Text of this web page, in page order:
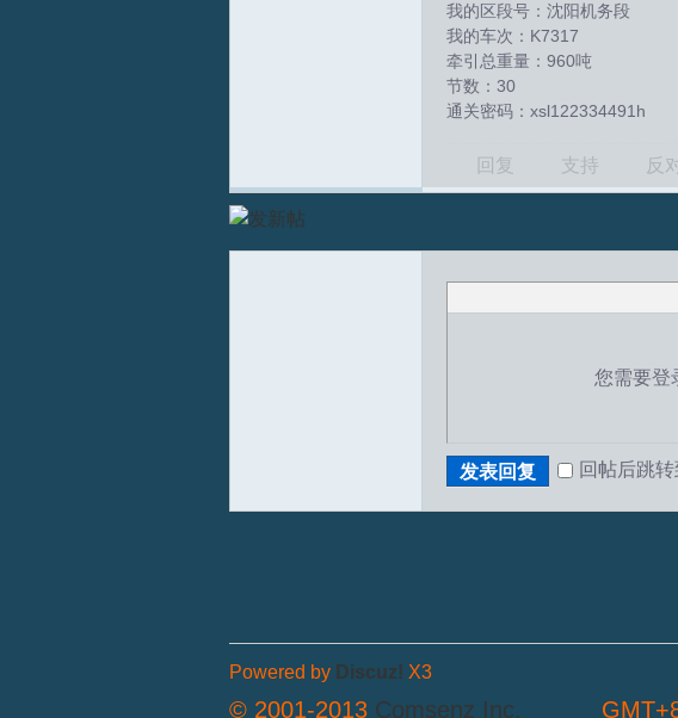
我的区段号：沈阳机务段
我的车次：K7317
牵引总重量：960吨
节数：30
通关密码：xsl122334491h
回复 支持 反
您需要登
发表回复 回帖后跳
Powered by Discuz! X3
© 2001-2013 Comsenz Inc.